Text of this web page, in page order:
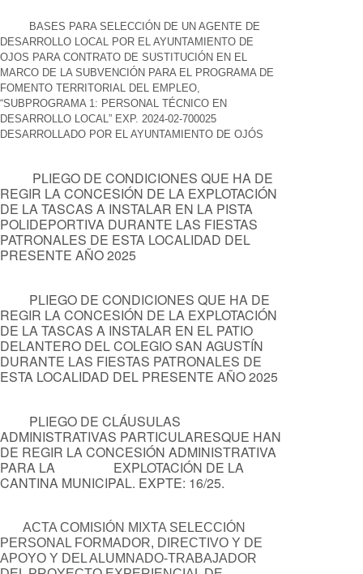
BASES PARA SELECCIÓN DE UN AGENTE DE
DESARROLLO LOCAL POR EL AYUNTAMIENTO DE
OJOS PARA CONTRATO DE SUSTITUCIÓN EN EL
MARCO DE LA SUBVENCIÓN PARA EL PROGRAMA DE
FOMENTO TERRITORIAL DEL EMPLEO,
“SUBPROGRAMA 1: PERSONAL TÉCNICO EN
DESARROLLO LOCAL” EXP. 2024-02-700025
DESARROLLADO POR EL AYUNTAMIENTO DE OJÓS
PLIEGO DE CONDICIONES QUE HA DE
REGIR LA CONCESIÓN DE LA EXPLOTACIÓN
DE LA TASCAS A INSTALAR EN LA PISTA
POLIDEPORTIVA DURANTE LAS FIESTAS
PATRONALES DE ESTA LOCALIDAD DEL
PRESENTE AÑO 2025
PLIEGO DE CONDICIONES QUE HA DE
REGIR LA CONCESIÓN DE LA EXPLOTACIÓN
DE LA TASCAS A INSTALAR EN EL PATIO
DELANTERO DEL COLEGIO SAN AGUSTÍN
DURANTE LAS FIESTAS PATRONALES DE
ESTA LOCALIDAD DEL PRESENTE AÑO 2025
PLIEGO DE CLÁUSULAS
ADMINISTRATIVAS PARTICULARESQUE HAN
DE REGIR LA CONCESIÓN ADMINISTRATIVA
PARA LA EXPLOTACIÓN DE LA
CANTINA MUNICIPAL. EXPTE: 16/25.
ACTA COMISIÓN MIXTA SELECCIÓN
PERSONAL FORMADOR, DIRECTIVO Y DE
APOYO Y DEL ALUMNADO-TRABAJADOR